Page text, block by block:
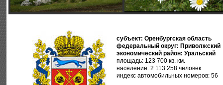
субъект: Оренбургская область
федеральный округ: Приволжский
экономический район: Уральский
площадь: 123 700 кв. км.
население: 2 113 258 человек
индекс автомобильных номеров: 56